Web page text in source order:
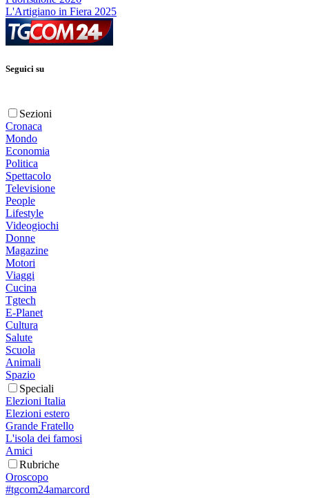
L'Artigiano in Fiera 2025
Seguici su
Sezioni
Cronaca
Mondo
Economia
Politica
Spettacolo
Televisione
People
Lifestyle
Videogiochi
Donne
Magazine
Motori
Viaggi
Cucina
Tgtech
E-Planet
Cultura
Salute
Scuola
Animali
Spazio
Speciali
Elezioni Italia
Elezioni estero
Grande Fratello
L'isola dei famosi
Amici
Rubriche
Oroscopo
#tgcom24amarcord